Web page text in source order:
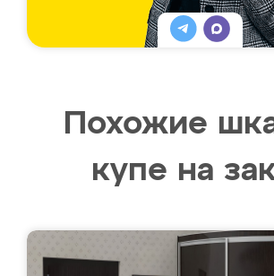
Похожие
купе на